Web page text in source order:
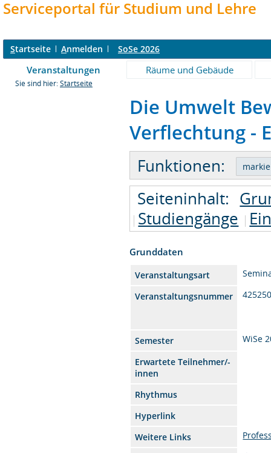
Serviceportal für Studium und Lehre
Startseite Anmelden SoSe 2026
Veranstaltungen Räume und Gebäude
Sie sind hier: Startseite
Die Umwelt
Verflechtung -
Funktionen:
Seiteninhalt:
Studiengänge
Grunddaten
Veranstaltungsart
Veranstaltungsnummer
Semester
WiSe
Erwartete Teilnehmer/-
innen
Rhythmus
Hyperlink
Weitere Links